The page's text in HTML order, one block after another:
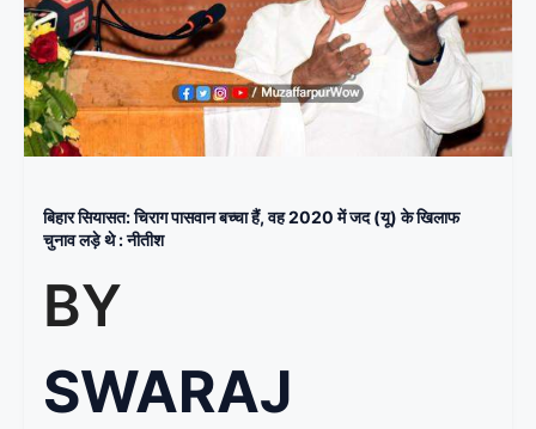
बिहार सियासत: चिराग पासवान बच्चा हैं, वह 2020 में जद (यू) के खिलाफ
चुनाव लड़े थे : नीतीश
BY
SWARAJ